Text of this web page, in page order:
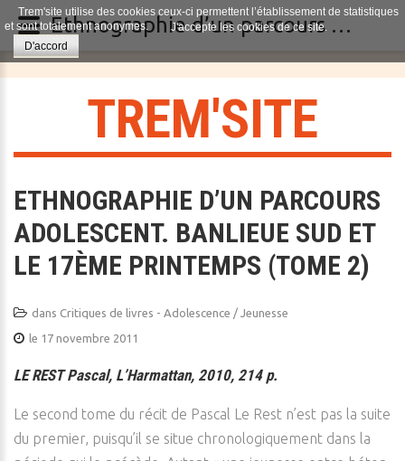
TREM'SITE
ETHNOGRAPHIE D’UN PARCOURS
ADOLESCENT. BANLIEUE SUD ET
LE 17ÈME PRINTEMPS (TOME 2)
dans Critiques de livres - Adolescence / Jeunesse
le 17 novembre 2011
LE REST Pascal, L’Harmattan, 2010, 214 p.
Le second tome du récit de Pascal Le Rest n’est pas la suite
du premier, puisqu’il se situe chronologiquement dans la
Trem'site utilise des cookies ceux-ci permettent l’établissement de statistiques
et sont totalement anonymes.
J'accepte les cookies de ce site.
D'accord
Ethnographie d’un parcours adolescent. Banlieue sud et le 17ème printemps (Tome 2)